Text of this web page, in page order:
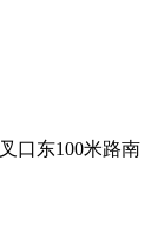
口东100米路南